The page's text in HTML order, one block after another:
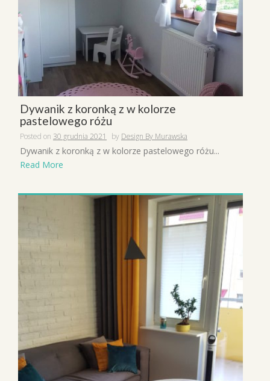
Dywanik z koronką z w kolorze
pastelowego różu
Posted on 30 grudnia 2021 by Design By Murawska
Dywanik z koronką z w kolorze pastelowego różu...
Read More